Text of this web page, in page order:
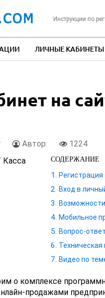
Инструкции по
ЛИЧНЫЕ КАБИНЕТЫ
на
Автор: 1224
СОДЕРЖАНИЕ
Регистрация
Вход в
Мобильное
Вопрос-ответ
Видео по
о комплексе
продажами